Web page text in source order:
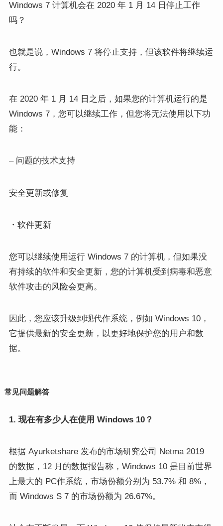
Windows 7 计算机会在 2020 年 1 月 14 日停止工作
吗？
也就是说，Windows 7 将停止支持，但该软件将继续运
行。
在 2020 年 1 月 14 日之后，如果您的计算机运行的是
Windows 7，您可以继续工作，但您将无法使用以下功
能：
– 问题的技术支持
安全更新或修复
・软件更新
您可以继续使用运行 Windows 7 的计算机，但如果没
有持续的软件和安全更新，您的计算机受到病毒和恶意
软件攻击的风险会更高。
因此，您应该升级到现代作系统，例如 Windows 10，
它提供最新的安全更新，以更好地保护您的用户和数
据。
常见问题解答
1. 现在有多少人在使用 Windows 10？
根据 Ayurketshare 发布的市场研究公司 Netma 2019
的数据，12 月的数据报告称，Windows 10 是目前世界
上最大的 PC作系统，市场份额分别为 53.7% 和 8%，
而 Windows S 7 的市场份额为 26.67%。